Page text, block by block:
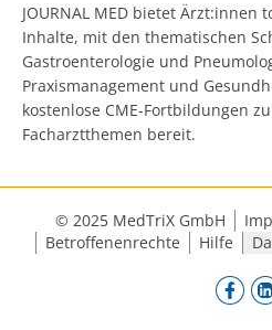
JOURNAL MED bietet Ärzt:innen
Inhalte, mit den thematischen
Gastroenterologie und
Praxismanagement und
kostenlose CME-Fortbildungen
Facharztthemen bereit.
© 2025 MedTriX GmbH
Betroffenenrechte
Hilfe